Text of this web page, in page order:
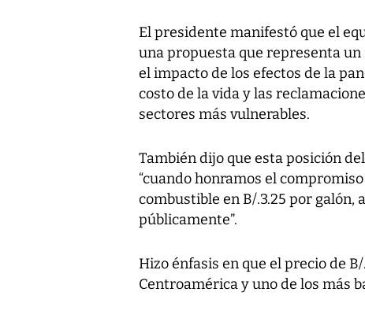
El presidente manifestó que el
una propuesta que representa
el impacto de los efectos de la
costo de la vida y las
sectores más vulnerables.
También dijo que esta posición
“cuando honramos el
combustible en B/.3.25 por galón,
públicamente”.
Hizo énfasis en que el precio de
Centroamérica y uno de los más